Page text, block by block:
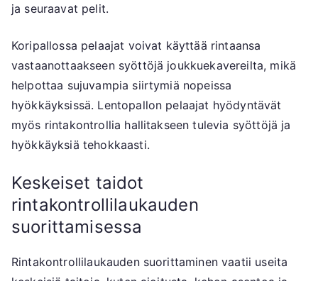
ja seuraavat pelit.
Koripallossa pelaajat voivat käyttää rintaansa
vastaanottaakseen syöttöjä joukkuekavereilta, mikä
helpottaa sujuvampia siirtymiä nopeissa
hyökkäyksissä. Lentopallon pelaajat hyödyntävät
myös rintakontrollia hallitakseen tulevia syöttöjä ja
hyökkäyksiä tehokkaasti.
Keskeiset taidot
rintakontrollilaukauden
suorittamisessa
Rintakontrollilaukauden suorittaminen vaatii useita